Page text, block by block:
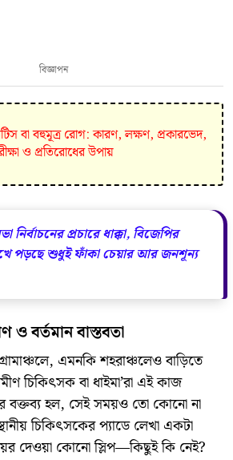
বিজ্ঞাপন
বা বহুমূত্র রোগ: কারণ, লক্ষণ, প্রকারভেদ,
ও প্রতিরোধের উপায়
নির্বাচনের প্রচারে ধাক্কা, বিজেপির
পড়ছে শুধুই ফাঁকা চেয়ার আর জনশূন্য
ও বর্তমান বাস্তবতা
এমনকি শহরাঞ্চলেও বাড়িতে
চিকিৎসক বা ধাইমা’রা এই কাজ
বক্তব্য হল, সেই সময়ও তো কোনো না
চিকিৎসকের প্যাডে লেখা একটা
দেওয়া কোনো স্লিপ—কিছুই কি নেই?